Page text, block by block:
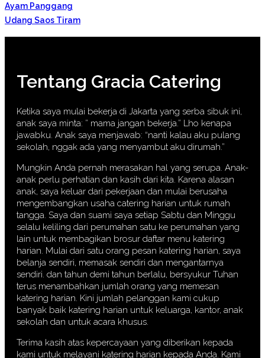
Ayam Panggang
Udang Saos Tiram
Tentang Gracia Catering
Ketika saya mulai bekerja di Jakarta yang serba sibuk ini,
anak saya minta: ” mama jangan bekerja.” Lho kenapa
jawabku. Anak saya menjawab: “nanti kalau aku pulang
sekolah, nggak ada yang menyambut aku dirumah.”
Mungkin Anda pernah merasakan hal yang serupa. Anak-
anak perlu perhatian dan kasih dari kita. Karena alasan
anak, saya keluar dari pekerjaan dan mulai berusaha
mengembangkan usaha catering harian untuk rumah
tangga. Saya dan suami saya setiap Sabtu dan Minggu
selalu keliling dari perumahan satu ke perumahan yang
lain untuk membagikan brosur daftar menu katering
harian. Mulai dari satu orang pesan katering harian, saya
belanja sendiri, memasak sendiri dan mengantarnya
sendiri. dan tahun demi tahun berlalu, bersyukur Tuhan
terus menambahkan jumlah orang yang memesan
katering harian. Kini jumlah pelanggan kami cukup
banyak baik katering harian untuk keluarga, kantor, anak
sekolah dan untuk acara khusus.
Terima kasih atas kepercayaan yang diberikan kepada
kami untuk melayani katering harian kepada Anda. Kami